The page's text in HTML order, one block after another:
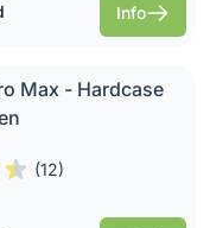
Info
Max - Hardcase
(12)